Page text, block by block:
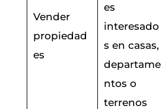
Vender
propiedad
es
es
interesado
s en casas,
departame
ntos o
terrenos